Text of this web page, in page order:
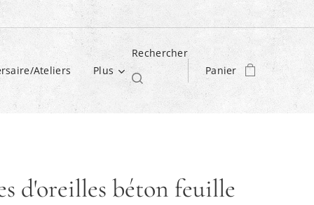
Ateliers Plus
Rechercher
Panier
d'oreilles béton feuille